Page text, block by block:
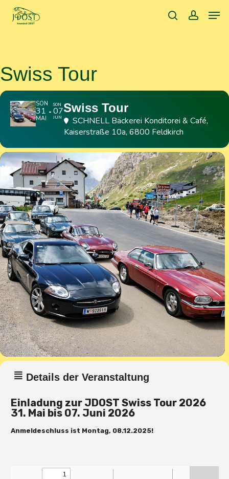
Skip
search
Swiss Tour
SON
31
MAI
SON
07
JUN
Swiss Tour
SCHNELL Bäckerei Konditorei & Café,
Kaiserstraße 10a, 6800 Feldkirch
Details der Veranstaltung
Einladung zur JDOST Swiss Tour 2026
31. Mai bis 07. Juni 2026
Anmeldeschluss ist Montag, 08.12.2025!